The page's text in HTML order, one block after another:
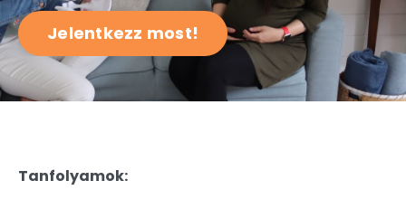
Jelentkezz most!
Tanfolyamok: